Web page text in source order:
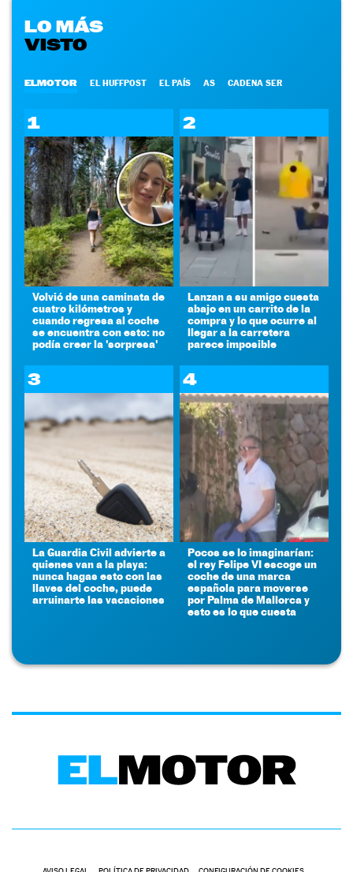
LO MÁS
VISTO
ELMOTOR EL HUFFPOST EL PAÍS AS CADENA SER
1
Volvió de una caminata de
cuatro kilómetros y
cuando regresa al coche
se encuentra con esto: no
podía creer la 'sorpresa'
2
Lanzan a su amigo cuesta
abajo en un carrito de la
compra y lo que ocurre al
llegar a la carretera
parece imposible
3
La Guardia Civil advierte a
quienes van a la playa:
nunca hagas esto con las
llaves del coche, puede
arruinarte las vacaciones
4
Pocos se lo imaginarían:
el rey Felipe VI escoge un
coche de una marca
española para moverse
por Palma de Mallorca y
esto es lo que cuesta